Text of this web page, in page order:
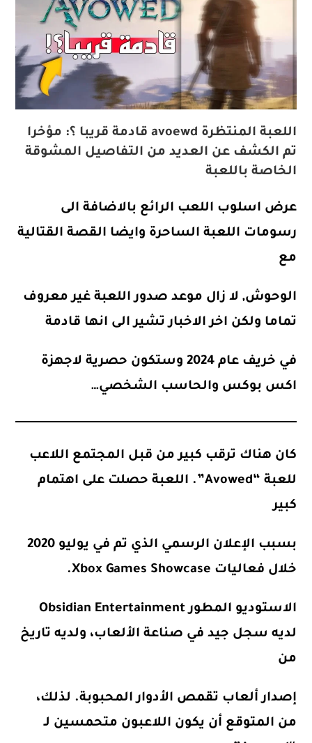
اللعبة المنتظرة avoewd قادمة قريبا ؟: مؤخرا
تم الكشف عن العديد من التفاصيل المشوقة
الخاصة باللعبة
عرض اسلوب اللعب الرائع بالاضافة الى
رسومات اللعبة الساحرة وايضا القصة القتالية
مع
الوحوش, لا زال موعد صدور اللعبة غير معروف
تماما ولكن اخر الاخبار تشير الى انها قادمة
في خريف عام 2024 وستكون حصرية لاجهزة
اكس بوكس والحاسب الشخصي…
كان هناك ترقب كبير من قبل المجتمع اللاعب
للعبة “Avowed”. اللعبة حصلت على اهتمام
كبير
بسبب الإعلان الرسمي الذي تم في يوليو 2020
خلال فعاليات Xbox Games Showcase.
الاستوديو المطور Obsidian Entertainment
لديه سجل جيد في صناعة الألعاب، ولديه تاريخ
من
إصدار ألعاب تقمص الأدوار المحبوبة. لذلك،
من المتوقع أن يكون اللاعبون متحمسين لـ